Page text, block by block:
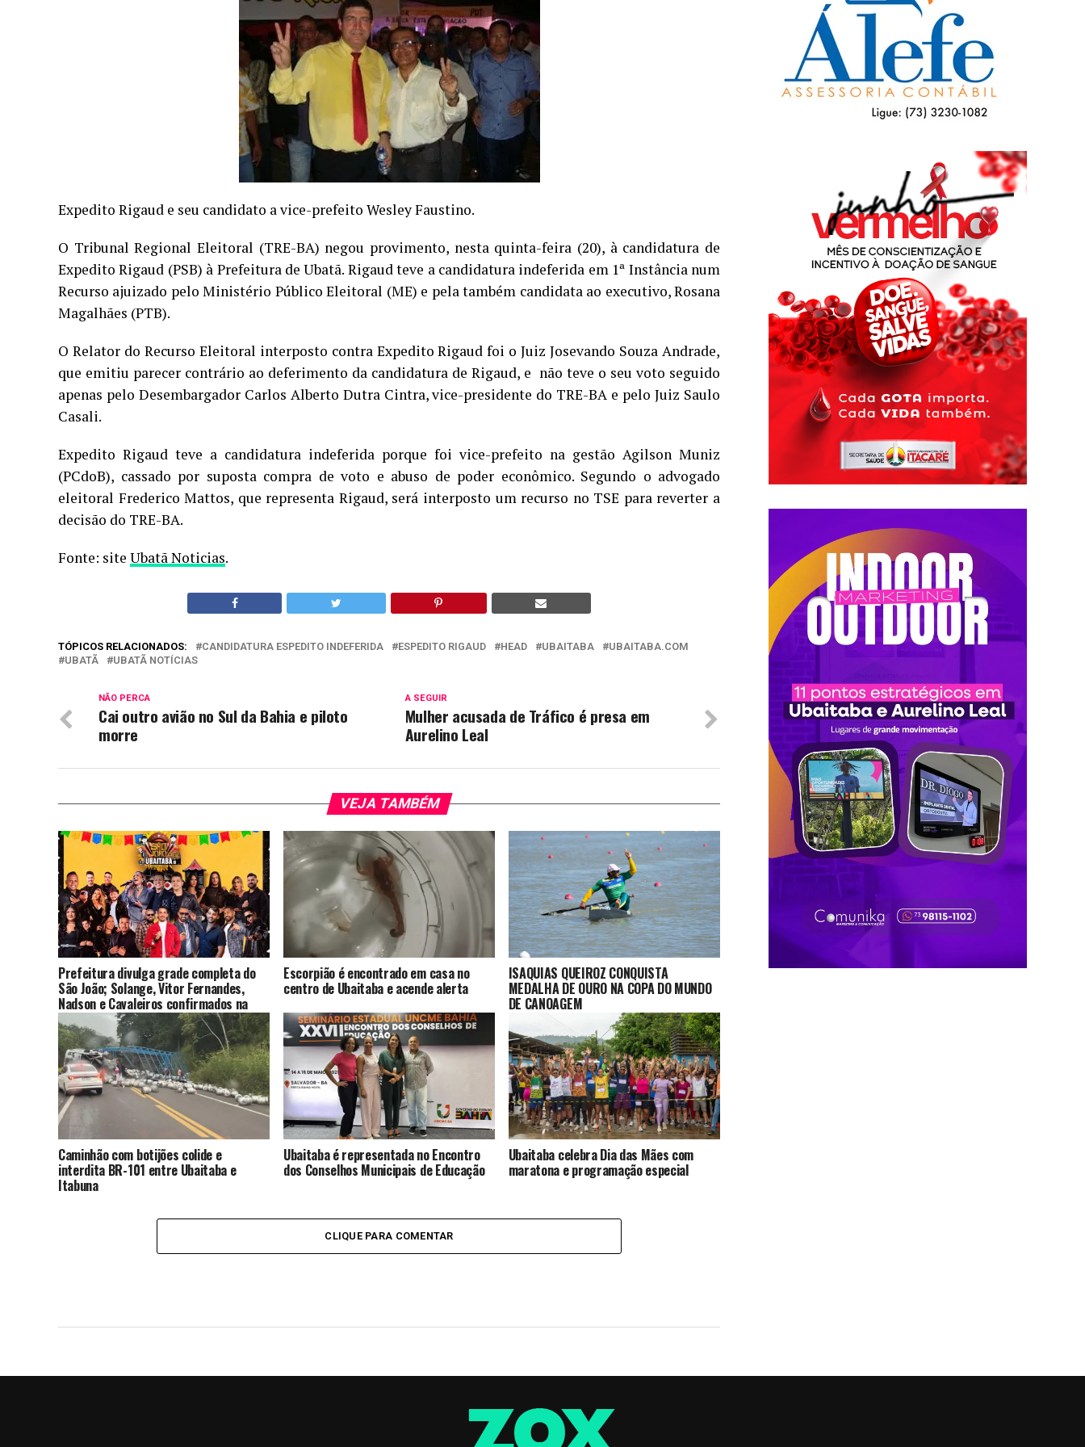
Expedito Rigaud e seu candidato a vice-prefeito Wesley Faustino.
O Tribunal Regional Eleitoral (TRE-BA) negou provimento, nesta quinta-feira (20), à candidatura de
Expedito Rigaud (PSB) à Prefeitura de Ubatã. Rigaud teve a candidatura indeferida em 1ª Instância num
Recurso ajuizado pelo Ministério Público Eleitoral (ME) e pela também candidata ao executivo, Rosana
Magalhães (PTB).
O Relator do Recurso Eleitoral interposto contra Expedito Rigaud foi o Juiz Josevando Souza Andrade,
que emitiu parecer contrário ao deferimento da candidatura de Rigaud, e não teve o seu voto seguido
apenas pelo Desembargador Carlos Alberto Dutra Cintra, vice-presidente do TRE-BA e pelo Juiz Saulo
Casali.
Expedito Rigaud teve a candidatura indeferida porque foi vice-prefeito na gestão Agilson Muniz
(PCdoB), cassado por suposta compra de voto e abuso de poder econômico. Segundo o advogado
eleitoral Frederico Mattos, que representa Rigaud, será interposto um recurso no TSE para reverter a
decisão do TRE-BA.
Fonte: site Ubatã Noticias.
TÓPICOS RELACIONADOS: CANDIDATURA ESPEDITO INDEFERIDA ESPEDITO RIGAUD HEAD UBAITABA
UBAITABA.COM
UBATÃ
UBATÃ NOTÍCIAS
A SEGUIR
Mulher acusada de Tráfico é presa em
Aurelino Leal
NÃO PERCA
Cai outro avião no Sul da Bahia e piloto
morre
VEJA TAMBÉM
Prefeitura divulga grade completa do
São João; Solange, Vitor Fernandes,
Nadson e Cavaleiros confirmados na
programação
Escorpião é encontrado em casa no
centro de Ubaitaba e acende alerta
ISAQUIAS QUEIROZ CONQUISTA
MEDALHA DE OURO NA COPA DO MUNDO
DE CANOAGEM
Caminhão com botijões colide e
interdita BR-101 entre Ubaitaba e
Itabuna
Ubaitaba é representada no Encontro
dos Conselhos Municipais de Educação
Ubaitaba celebra Dia das Mães com
maratona e programação especial
CLIQUE PARA COMENTAR